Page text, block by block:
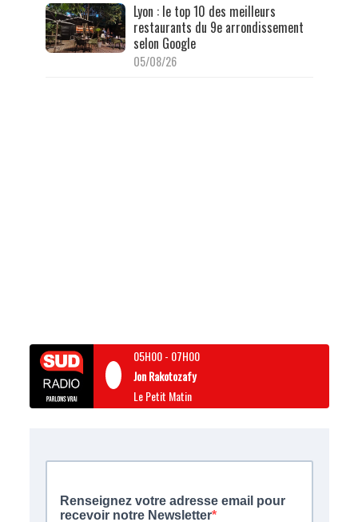
Lyon : le top 10 des meilleurs
restaurants du 9e arrondissement
selon Google
05/08/26
05H00- 07H00
Jon Rakotozafy
Le Petit Matin